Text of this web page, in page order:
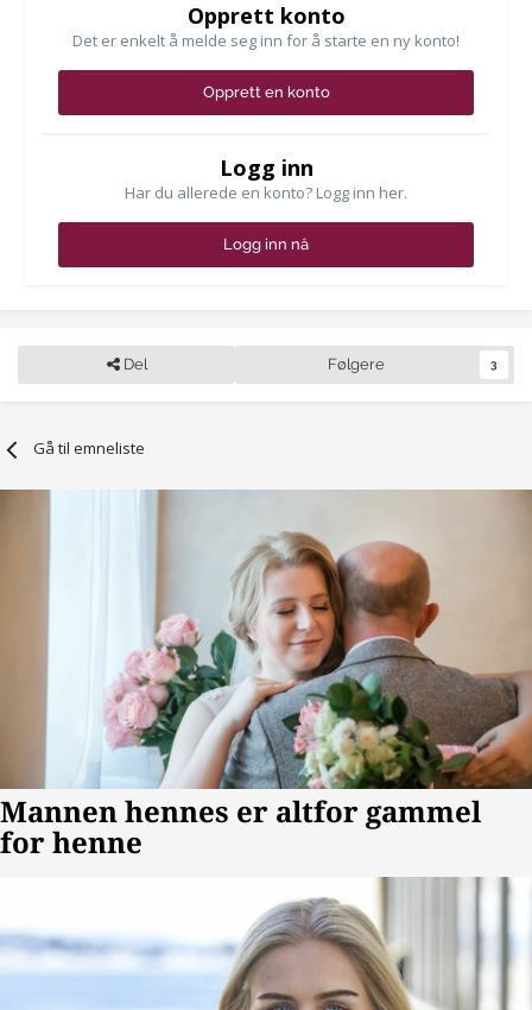
Opprett konto
Det er enkelt å melde seg inn for å starte en ny konto!
Opprett en konto
Logg inn
Har du allerede en konto? Logg inn her.
Logg inn nå
Del Følgere 3
Gå til emneliste